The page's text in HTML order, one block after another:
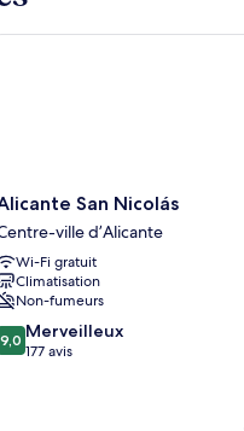
San
Nicolás
San Nicolás
ville d’Alicante
Wi-Fi gratuit
Climatisation
Non-fumeurs
9,0 Merveilleux
177 avis
San Nicolás